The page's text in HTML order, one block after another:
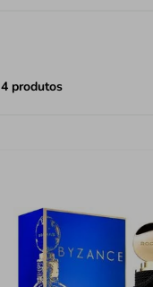
4 produtos